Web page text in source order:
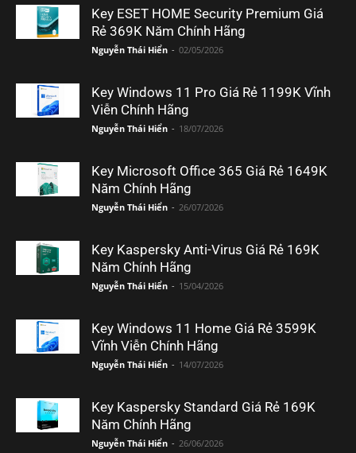
Key ESET HOME Security Premium Giá
Rẻ 369K Năm Chính Hãng
Nguyễn Thái Hiển - 02/05/2026
Key Windows 11 Pro Giá Rẻ 1199K Vĩnh
Viễn Chính Hãng
Nguyễn Thái Hiển - 18/07/2026
Key Microsoft Office 365 Giá Rẻ 1649K
Năm Chính Hãng
Nguyễn Thái Hiển - 26/07/2026
Key Kaspersky Anti-Virus Giá Rẻ 169K
Năm Chính Hãng
Nguyễn Thái Hiển - 15/04/2026
Key Windows 11 Home Giá Rẻ 3599K
Vĩnh Viễn Chính Hãng
Nguyễn Thái Hiển - 14/07/2026
Key Kaspersky Standard Giá Rẻ 169K
Năm Chính Hãng
Nguyễn Thái Hiển - 26/06/2026